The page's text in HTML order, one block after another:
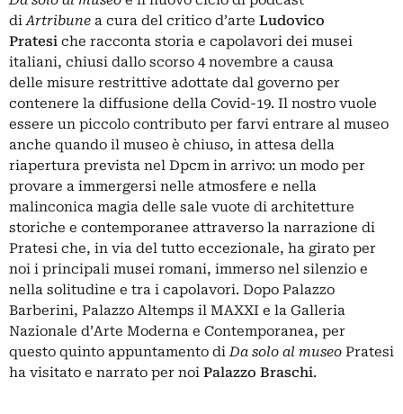
diArtribune a cura del critico d’arte Ludovico
Pratesi che racconta storia e capolavori dei musei
italiani, chiusi dallo scorso 4 novembre a causa
delle misure restrittive adottate dal governo per
contenere la diffusione della Covid-19. Il nostro vuole
essere un piccolo contributo per farvi entrare al museo
anche quando il museo è chiuso, in attesa della
riapertura prevista nel Dpcm in arrivo: un modo per
provare a immergersi nelle atmosfere e nella
malinconica magia delle sale vuote di architetture
storiche e contemporanee attraverso la narrazione di
Pratesi che, in via del tutto eccezionale, ha girato per
noi i principali musei romani, immerso nel silenzio e
nella solitudine e tra i capolavori. Dopo Palazzo
Barberini, Palazzo Altemps il MAXXI e la Galleria
Nazionale d’Arte Moderna e Contemporanea, per
questo quinto appuntamento diDa solo al museo Pratesi
ha visitato e narrato per noi Palazzo Braschi.